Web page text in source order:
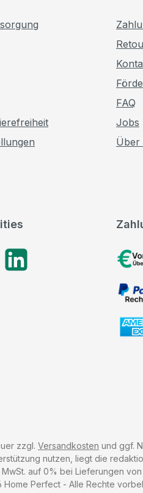
FAQ
Jobs
Über
LinkedIn
zzgl. Versandkosten und ggf.
nutzen, liegt die
auf 0% bei Lieferungen
Home Perfect - Alle Rechte